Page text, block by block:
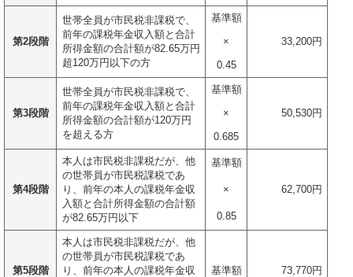
第2段階
世帯全員が市民税非課税で、
前年の課税年金収入額と合計
所得金額の合計額が82.65万円
超120万円以下の方
基準額
33,200円
×
0.45
第3段階
世帯全員が市民税非課税で、
前年の課税年金収入額と合計
所得金額の合計額が120万円
を超える方
基準額
50,530円
×
0.685
第4段階
本人は市民税非課税だが、他
の世帯員が市民税課税であ
り、前年の本人の課税年金収
入額と合計所得金額の合計額
が82.65万円以下
基準額
62,700円
×
0.85
第5段階
本人は市民税非課税だが、他
の世帯員が市民税課税であ
り、前年の本人の課税年金収
基準額 73,770円